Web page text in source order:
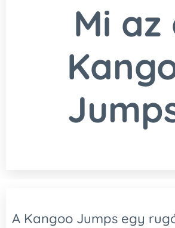
Mi az
A Kangoo Jumps egy